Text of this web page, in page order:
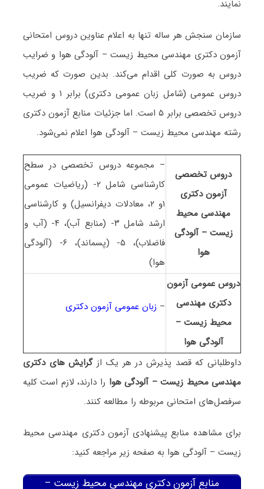
نمایند.
سازمان سنجش هر ساله تنها به اعلام عناوین دروس امتحانی
آزمون دکتری مهندسی محیط زیست – آلودگی هوا و ضرایب
دروس به صورت کلی اقدام می‌کند. بدین صورت که ضریب
دروس عمومی (شامل زبان عمومی دکتری) برابر ۱ و ضریب
دروس تخصصی برابر ۵ است. اما جزئیات منابع آزمون دکتری
رشته مهندسی محیط زیست – آلودگی هوا اعلام نمی‌شود.
دروس تخصصی
آزمون دکتری
مهندسی محیط
زیست – آلودگی
هوا
– مجموعه دروس تخصصی در سطح
کارشناسی شامل ۲- (ریاضیات عمومی
۱و ۲، معادلات دیفرانسیل) و کارشناسی
ارشد شامل ۳- (منابع آب)، ۴- (آب و
فاضلاب)، ۵- (پسماند)، ۶- (آلودگی
هوا)
دروس عمومی آزمون
دکتری مهندسی
محیط زیست –
آلودگی هوا
– زبان عمومی آزمون دکتری
داوطلبانی که قصد پذیرش در هر یک از گرایش های دکتری
مهندسی محیط زیست – آلودگی هوا را دارند، لازم است کلیه
سرفصل‌های امتحانی مربوطه را مطالعه کنند.
برای مشاهده منابع پیشنهادی آزمون دکتری مهندسی محیط
زیست – آلودگی هوا به صفحه زیر مراجعه کنید:
منابع آزمون دکتری مهندسی محیط زیست –